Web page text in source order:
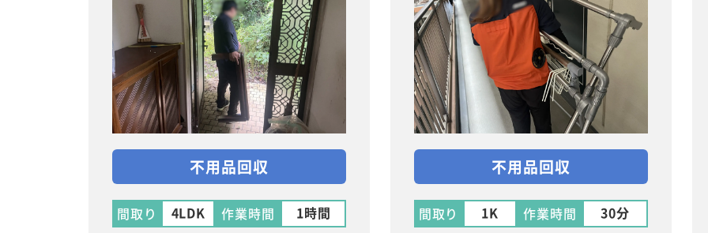
不用品回収
間取り 4LDK 作業時間 1時間
不用品回収
間取り 1K 作業時間 30分